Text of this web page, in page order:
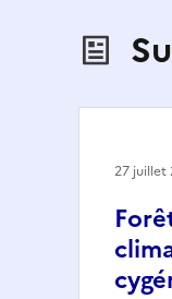
27 juillet